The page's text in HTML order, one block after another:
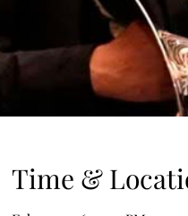
Time &